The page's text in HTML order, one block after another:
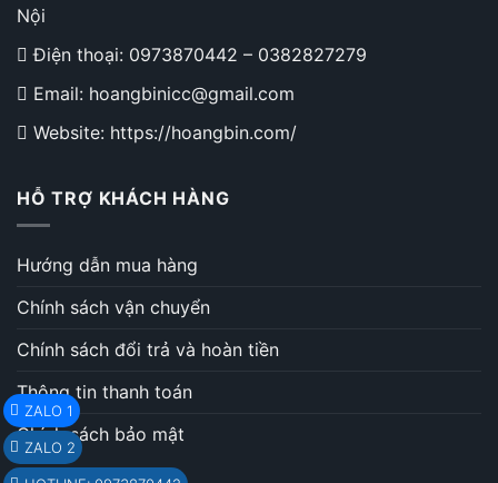
Nội
Điện thoại: 0973870442 – 0382827279
Email: hoangbinicc@gmail.com
Website: https://hoangbin.com/
HỖ TRỢ KHÁCH HÀNG
Hướng dẫn mua hàng
Chính sách vận chuyển
Chính sách đổi trả và hoàn tiền
Thông tin thanh toán
Chính sách bảo mật
ZALO 1
ZALO 2